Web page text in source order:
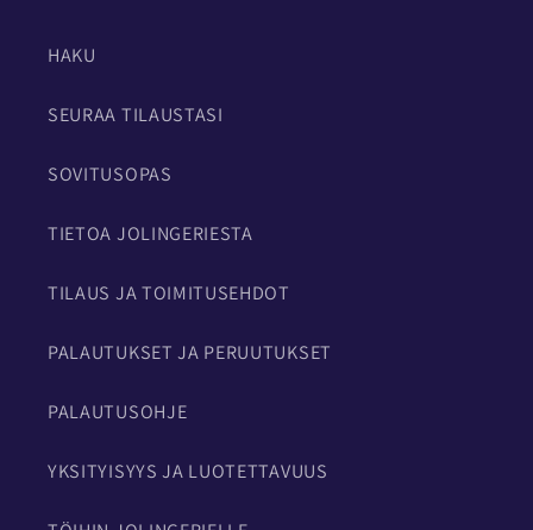
HAKU
SEURAA TILAUSTASI
SOVITUSOPAS
TIETOA JOLINGERIESTA
TILAUS JA TOIMITUSEHDOT
PALAUTUKSET JA PERUUTUKSET
PALAUTUSOHJE
YKSITYISYYS JA LUOTETTAVUUS